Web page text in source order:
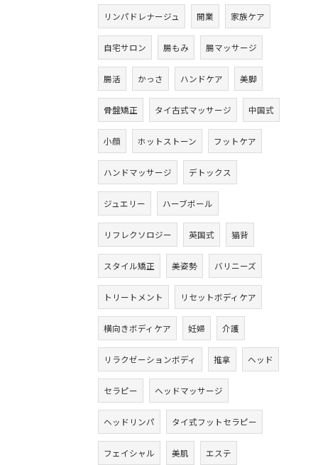
リンパドレナージュ 開業 家族ケア
自宅サロン 腸もみ 腸マッサージ
腸活 かっさ ハンドケア 美脚
骨盤矯正 タイ古式マッサージ 中国式
小顔 ホットストーン フットケア
ハンドマッサージ デトックス
ジュエリー ハーブボール
リフレクソロジー 英国式 猫背
スタイル矯正 美姿勢 バリニーズ
トリートメント リセットボディケア
横向きボディケア 妊婦 介護
リラクゼーションボディ 推拿 ヘッド
セラピー ヘッドマッサージ
ヘッドリンパ タイ式フットセラピー
フェイシャル 美肌 エステ